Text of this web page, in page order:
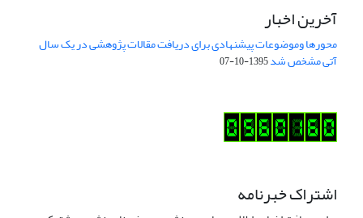
آخرین اخبار
محورها وموضوعات پیشنهادی برای دریافت مقالات پژوهشی در یک سال
آتی مشخص شد1395-10-07
اشتراک خبرنامه